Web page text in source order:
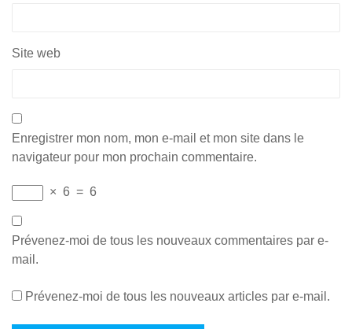
Site web
Enregistrer mon nom, mon e-mail et mon site dans le
navigateur pour mon prochain commentaire.
× 6 = 6
Prévenez-moi de tous les nouveaux commentaires par e-
mail.
Prévenez-moi de tous les nouveaux articles par e-mail.